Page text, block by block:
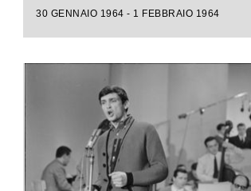
30 GENNAIO 1964 - 1 FEBBRAIO 1964